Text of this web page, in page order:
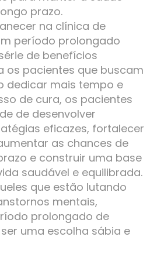
prazo.
na clínica de
período prolongado
de benefícios
os pacientes que buscam
dedicar mais tempo e
de cura, os pacientes
de desenvolver
eficazes, fortalecer
as chances de
e construir uma base
saudável e equilibrada.
que estão lutando
mentais,
prolongado de
uma escolha sábia e